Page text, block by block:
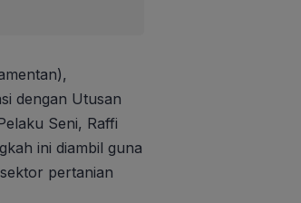
dengan Utusan
Seni, Raffi
ini diambil guna
pertanian